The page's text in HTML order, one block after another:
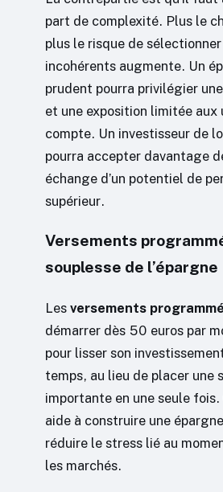
part de complexité. Plus le
plus le risque de
incohérents augmente. Un
prudent pourra privilégier
et une exposition limitée aux
compte. Un investisseur de
pourra accepter davantage
échange d’un potentiel de
supérieur.
Versements
souplesse de l’épargne
Les versements
démarrer dès 50 euros par
pour lisser son
temps, au lieu de placer une
importante en une seule
aide à construire une
réduire le stress lié au
les marchés.